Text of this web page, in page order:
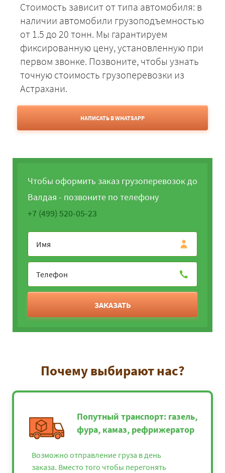
Стоимость зависит от типа автомобиля: в
наличии автомобили грузоподъемностью
от 1.5 до 20 тонн. Мы гарантируем
фиксированную цену, установленную при
первом звонке. Позвоните, чтобы узнать
точную стоимость грузоперевозки из
Астрахани.
НАПИСАТЬ В WHATSAPP
Чтобы оформить заказ грузоперевозок до
Валдая - позвоните по телефону
+7 (499) 520-05-23
ЗАКАЗАТЬ
Почему выбирают нас?
Попутный транспорт: газель,
фура, камаз, рефрижератор
Возможно отправление груза в день
заказа. Вместо того чтобы перегонять